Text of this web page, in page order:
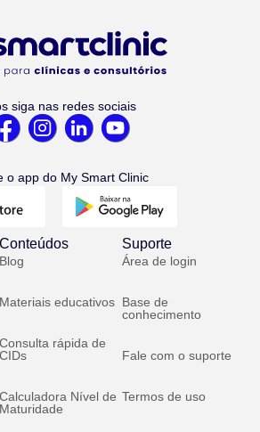
siga nas redes sociais
o app do My Smart Clinic
Conteúdos
Blog
Materiais educativos
Consulta rápida de
CIDs
Calculadora Nível de
Maturidade
Suporte
Área de login
Base de
conhecimento
Fale com o suporte
Termos de uso